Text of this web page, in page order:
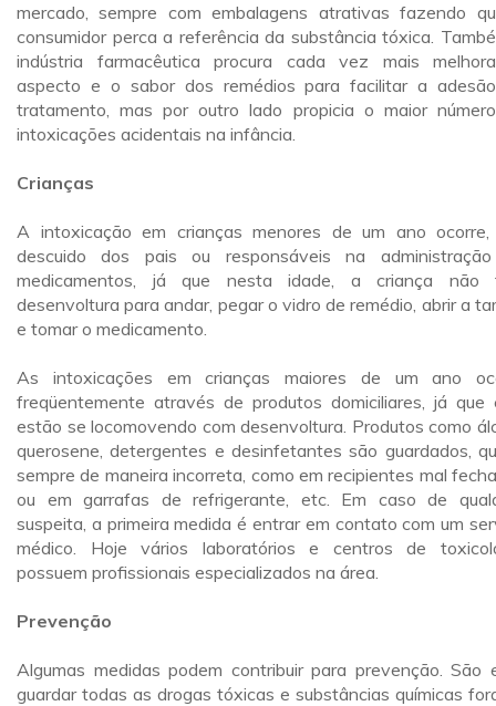
mercado, sempre com embalagens atrativas fazendo
consumidor perca a referência da substância tóxica.
indústria farmacêutica procura cada vez mais
aspecto e o sabor dos remédios para facilitar a
tratamento, mas por outro lado propicia o maior
intoxicações acidentais na infância.
Crianças
A intoxicação em crianças menores de um ano
descuido dos pais ou responsáveis na
medicamentos, já que nesta idade, a criança não
desenvoltura para andar, pegar o vidro de remédio, abrir a
e tomar o medicamento.
As intoxicações em crianças maiores de um ano
freqüentemente através de produtos domiciliares, já que
estão se locomovendo com desenvoltura. Produtos como
querosene, detergentes e desinfetantes são guardados,
sempre de maneira incorreta, como em recipientes mal
ou em garrafas de refrigerante, etc. Em caso de
suspeita, a primeira medida é entrar em contato com um
médico. Hoje vários laboratórios e centros de
possuem profissionais especializados na área.
Prevenção
Algumas medidas podem contribuir para prevenção. São
guardar todas as drogas tóxicas e substâncias químicas